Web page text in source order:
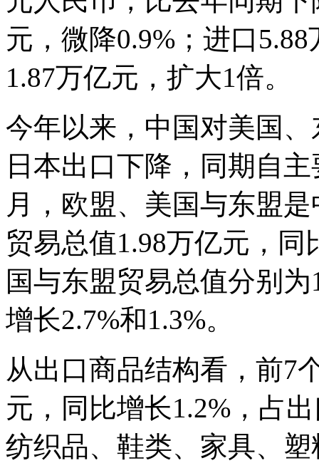
元，微降0.9%；进口
1.87万亿元，扩大1倍。
今年以来，中国对美国
日本出口下降，同期自
月，欧盟、美国与东盟
贸易总值1.98万亿元，
国与东盟贸易总值分别
增长2.7%和1.3%。
从出口商品结构看，前7
元，同比增长1.2%，占
纺织品、鞋类、家具、